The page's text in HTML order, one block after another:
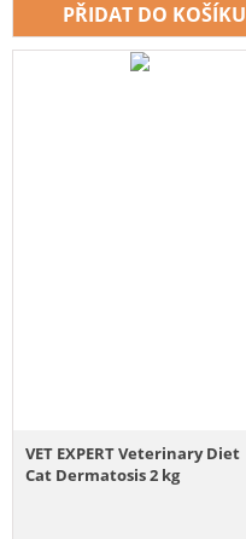
PŘIDAT DO KOŠÍKU
VET EXPERT Veterinary Diet
Cat Dermatosis 2 kg